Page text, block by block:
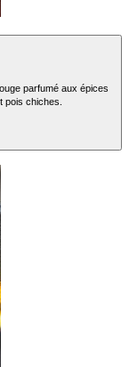
aux épices
chiches.